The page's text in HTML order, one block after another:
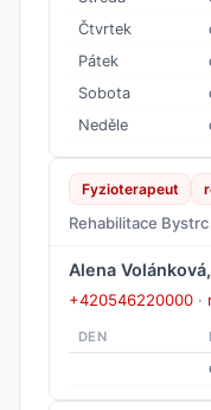
Čtvrtek
Pátek
Sobota
Neděle
Fyzioterapeut
Rehabilitace
Alena
+420546220000 ·
DEN